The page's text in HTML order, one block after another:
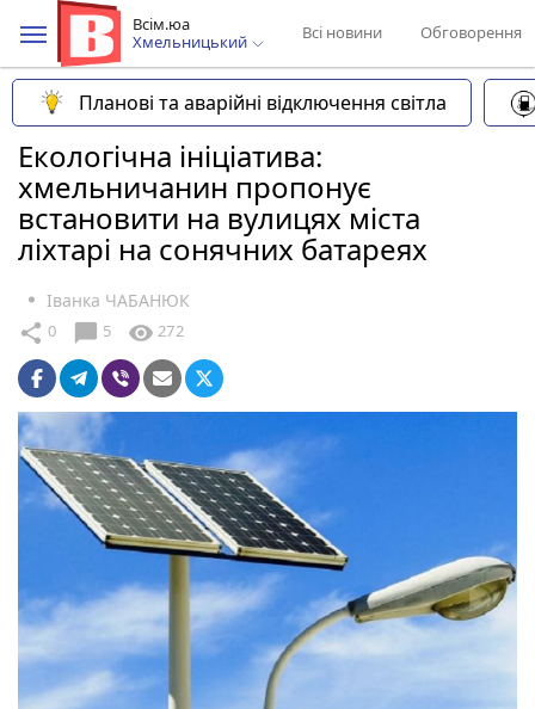
Всім.юа
Хмельницький
Всі новини Обговорення
Планові та аварійні відключення світла
Екологічна ініціатива:
хмельничанин пропонує
встановити на вулицях міста
ліхтарі на сонячних батареях
Іванка ЧАБАНЮК
share 0 chat_bubble 5 visibility 272